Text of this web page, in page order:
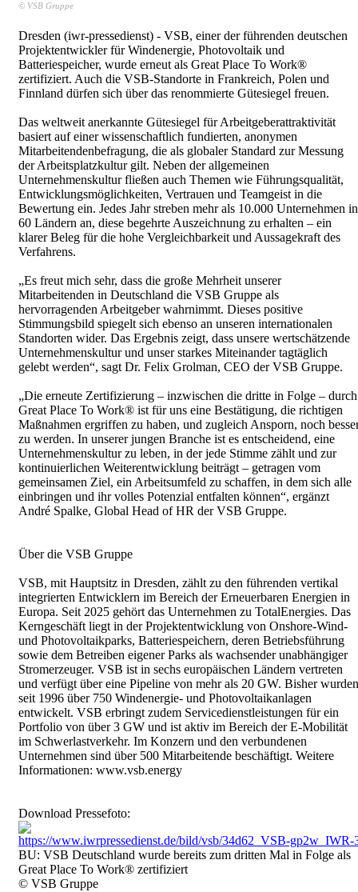
© VSB Gruppe
Dresden (iwr-pressedienst) - VSB, einer der führenden deutschen
Projektentwickler für Windenergie, Photovoltaik und
Batteriespeicher, wurde erneut als Great Place To Work®
zertifiziert. Auch die VSB-Standorte in Frankreich, Polen und
Finnland dürfen sich über das renommierte Gütesiegel freuen.
Das weltweit anerkannte Gütesiegel für Arbeitgeberattraktivität
basiert auf einer wissenschaftlich fundierten, anonymen
Mitarbeitendenbefragung, die als globaler Standard zur Messung
der Arbeitsplatzkultur gilt. Neben der allgemeinen
Unternehmenskultur fließen auch Themen wie Führungsqualität,
Entwicklungsmöglichkeiten, Vertrauen und Teamgeist in die
Bewertung ein. Jedes Jahr streben mehr als 10.000 Unternehmen in
60 Ländern an, diese begehrte Auszeichnung zu erhalten – ein
klarer Beleg für die hohe Vergleichbarkeit und Aussagekraft des
Verfahrens.
„Es freut mich sehr, dass die große Mehrheit unserer
Mitarbeitenden in Deutschland die VSB Gruppe als
hervorragenden Arbeitgeber wahrnimmt. Dieses positive
Stimmungsbild spiegelt sich ebenso an unseren internationalen
Standorten wider. Das Ergebnis zeigt, dass unsere wertschätzende
Unternehmenskultur und unser starkes Miteinander tagtäglich
gelebt werden“, sagt Dr. Felix Grolman, CEO der VSB Gruppe.
„Die erneute Zertifizierung – inzwischen die dritte in Folge – durch
Great Place To Work® ist für uns eine Bestätigung, die richtigen
Maßnahmen ergriffen zu haben, und zugleich Ansporn, noch
zu werden. In unserer jungen Branche ist es entscheidend, eine
Unternehmenskultur zu leben, in der jede Stimme zählt und zur
kontinuierlichen Weiterentwicklung beiträgt – getragen vom
gemeinsamen Ziel, ein Arbeitsumfeld zu schaffen, in dem sich alle
einbringen und ihr volles Potenzial entfalten können“, ergänzt
André Spalke, Global Head of HR der VSB Gruppe.
Über die VSB Gruppe
VSB, mit Hauptsitz in Dresden, zählt zu den führenden vertikal
integrierten Entwicklern im Bereich der Erneuerbaren Energien in
Europa. Seit 2025 gehört das Unternehmen zu TotalEnergies. Das
Kerngeschäft liegt in der Projektentwicklung von Onshore-Wind-
und Photovoltaikparks, Batteriespeichern, deren Betriebsführung
sowie dem Betreiben eigener Parks als wachsender unabhängiger
Stromerzeuger. VSB ist in sechs europäischen Ländern vertreten
und verfügt über eine Pipeline von mehr als 20 GW. Bisher wurden
seit 1996 über 750 Windenergie- und Photovoltaikanlagen
entwickelt. VSB erbringt zudem Servicedienstleistungen für ein
Portfolio von über 3 GW und ist aktiv im Bereich der E-Mobilität
im Schwerlastverkehr. Im Konzern und den verbundenen
Unternehmen sind über 500 Mitarbeitende beschäftigt. Weitere
Informationen: www.vsb.energy
Download Pressefoto:
https://www.iwrpressedienst.de/bild/vsb/34d62_VSB-gp2w_IWR-
BU: VSB Deutschland wurde bereits zum dritten Mal in Folge als
Great Place To Work® zertifiziert
© VSB Gruppe